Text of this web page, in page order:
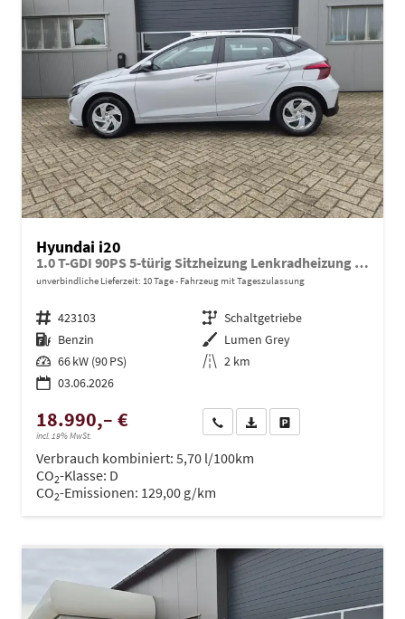
Hyundai i20
1.0 T-GDI 90PS 5-türig Sitzheizung Lenkradheizung Rückf.Kamera PDC Klima Apple CarPlay Android Auto Tempomat Touchscreen
unverbindliche Lieferzeit: 10 Tage Fahrzeug mit Tageszulassung
Fahrzeugnr. 423103 Getriebe Schaltgetriebe
Kraftstoff Benzin Außenfarbe Lumen Grey
Leistung 66 kW (90 PS) Kilometerstand 2 km
03.06.2026
18.990,– €
incl. 19% MwSt.
Wir rufen Sie anPDF-Datei, Fahrzeugexposé
Verbrauch kombiniert: 5,70 l/100km
CO2-Klasse: D
CO2-Emissionen: 129,00 g/km